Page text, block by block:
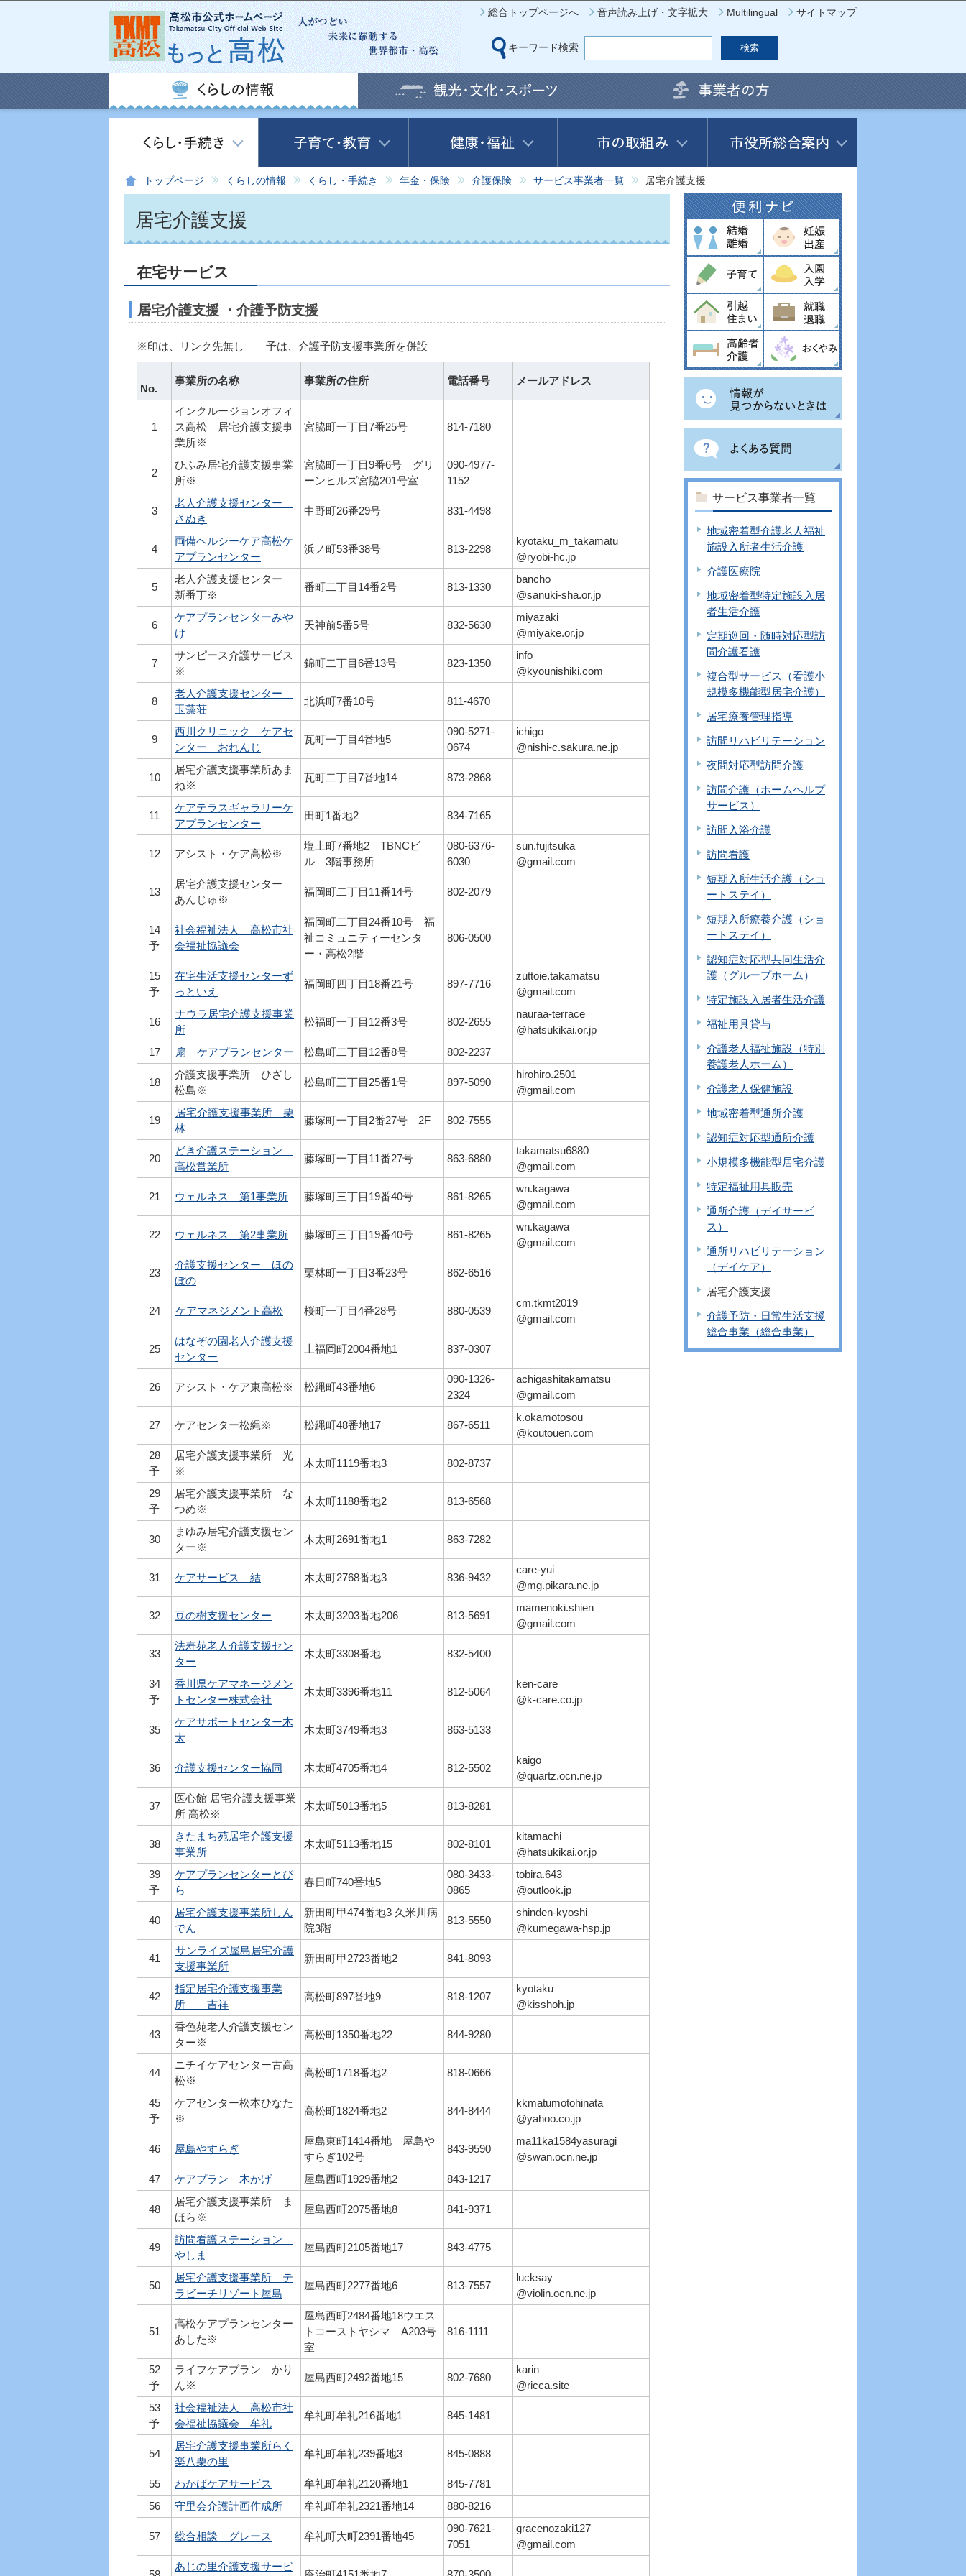
このページの本文へ移動
総合トップページへ 音声読み上げ・文字拡大 Multilingual サイトマップ
キーワード検索
トップページ くらしの情報 くらし・手続き 年金・保険 介護保険 サービス事業者一覧 居宅介護支援
居宅介護支援
在宅サービス
居宅介護支援 ・介護予防支援
※印は、リンク先無し 予は、介護予防支援事業所を併設
No.
事業所の名称 事業所の住所 電話番号 メールアドレス
1
インクルージョンオフィ
ス高松 居宅介護支援事
業所※
宮脇町一丁目7番25号 814-7180
2
ひふみ居宅介護支援事業
所※
宮脇町一丁目9番6号 グリ
ーンヒルズ宮脇201号室
090-4977-
1152
3
老人介護支援センター
さぬき
中野町26番29号 831-4498
4
両備ヘルシーケア高松ケ
アプランセンター
浜ノ町53番38号 813-2298
kyotaku_m_takamatu
@ryobi-hc.jp
5
老人介護支援センター
新番丁※
番町二丁目14番2号 813-1330
bancho
@sanuki-sha.or.jp
6
ケアプランセンターみや
け
天神前5番5号 832-5630
miyazaki
@miyake.or.jp
7
サンピース介護サービス
※
錦町二丁目6番13号 823-1350
info
@kyounishiki.com
8
老人介護支援センター
玉藻荘
北浜町7番10号 811-4670
9
西川クリニック ケアセ
ンター おれんじ
瓦町一丁目4番地5
090-5271-
0674
ichigo
@nishi-c.sakura.ne.jp
10
居宅介護支援事業所あま
ね※
瓦町二丁目7番地14 873-2868
11
ケアテラスギャラリーケ
アプランセンター
田町1番地2 834-7165
12 アシスト・ケア高松※
塩上町7番地2 TBNCビ
ル 3階事務所
080-6376-
6030
sun.fujitsuka
@gmail.com
13
居宅介護支援センター
あんじゅ※
福岡町二丁目11番14号 802-2079
14
予
社会福祉法人 高松市社
会福祉協議会
福岡町二丁目24番10号 福
祉コミュニティーセンタ
ー・高松2階
806-0500
15
予
在宅生活支援センターず
っといえ
福岡町四丁目18番21号 897-7716
zuttoie.takamatsu
@gmail.com
16
ナウラ居宅介護支援事業
所
松福町一丁目12番3号 802-2655
nauraa-terrace
@hatsukikai.or.jp
17
扇 ケアプランセンター 松島町二丁目12番8号 802-2237
18
介護支援事業所 ひざし
松島※
松島町三丁目25番1号 897-5090
hirohiro.2501
@gmail.com
19
居宅介護支援事業所 栗
林
藤塚町一丁目2番27号 2F 802-7555
20
どき介護ステーション
高松営業所
藤塚町一丁目11番27号 863-6880
takamatsu6880
@gmail.com
21 ウェルネス 第1事業所 藤塚町三丁目19番40号 861-8265
wn.kagawa
@gmail.com
22 ウェルネス 第2事業所 藤塚町三丁目19番40号 861-8265
wn.kagawa
@gmail.com
23
介護支援センター ほの
ぼの
栗林町一丁目3番23号 862-6516
24 ケアマネジメント高松 桜町一丁目4番28号 880-0539
cm.tkmt2019
@gmail.com
25
はなぞの園老人介護支援
センター
上福岡町2004番地1 837-0307
26 アシスト・ケア東高松※ 松縄町43番地6
090-1326-
2324
achigashitakamatsu
@gmail.com
27 ケアセンター松縄※ 松縄町48番地17 867-6511
k.okamotosou
@koutouen.com
28
予
居宅介護支援事業所 光
※
木太町1119番地3 802-8737
29
予
居宅介護支援事業所 な
つめ※
木太町1188番地2 813-6568
30
まゆみ居宅介護支援セン
ター※
木太町2691番地1 863-7282
31 ケアサービス 結 木太町2768番地3 836-9432
care-yui
@mg.pikara.ne.jp
32 豆の樹支援センター 木太町3203番地206 813-5691
mamenoki.shien
@gmail.com
33
法寿苑老人介護支援セン
ター
木太町3308番地 832-5400
34
予
香川県ケアマネージメン
トセンター株式会社
木太町3396番地11 812-5064
ken-care
@k-care.co.jp
35
ケアサポートセンター木
太
木太町3749番地3 863-5133
36 介護支援センター協同 木太町4705番地4 812-5502
kaigo
@quartz.ocn.ne.jp
37
医心館 居宅介護支援事業
所 高松※
木太町5013番地5 813-8281
38
きたまち苑居宅介護支援
事業所
木太町5113番地15 802-8101
kitamachi
@hatsukikai.or.jp
39
予
ケアプランセンターとび
ら
春日町740番地5
080-3433-
0865
tobira.643
@outlook.jp
40
居宅介護支援事業所しん
でん
新田町甲474番地3 久米川病
院3階
813-5550
shinden-kyoshi
@kumegawa-hsp.jp
41
サンライズ屋島居宅介護
支援事業所
新田町甲2723番地2 841-8093
42
指定居宅介護支援事業
所 吉祥
高松町897番地9 818-1207
kyotaku
@kisshoh.jp
43
香色苑老人介護支援セン
ター※
高松町1350番地22 844-9280
44
ニチイケアセンター古高
松※
高松町1718番地2 818-0666
45
予
ケアセンター松本ひなた
※
高松町1824番地2 844-8444
kkmatumotohinata
@yahoo.co.jp
46 屋島やすらぎ
屋島東町1414番地 屋島や
すらぎ102号
843-9590
ma11ka1584yasuragi
@swan.ocn.ne.jp
47
ケアプラン 木かげ 屋島西町1929番地2 843-1217
48
居宅介護支援事業所 ま
ほら※
屋島西町2075番地8 841-9371
49
訪問看護ステーション
やしま
屋島西町2105番地17 843-4775
50
居宅介護支援事業所 テ
ラビーチリゾート屋島
屋島西町2277番地6 813-7557
lucksay
@violin.ocn.ne.jp
51
高松ケアプランセンター
あした※
屋島西町2484番地18ウエス
トコーストヤシマ A203号
室
816-1111
52
予
ライフケアプラン かり
ん※
屋島西町2492番地15 802-7680
karin
@ricca.site
53
予
社会福祉法人 高松市社
会福祉協議会 牟礼
牟礼町牟礼216番地1 845-1481
54
居宅介護支援事業所らく
楽八栗の里
牟礼町牟礼239番地3 845-0888
55 わかばケアサービス 牟礼町牟礼2120番地1
845-7781
56
守里会介護計画作成所 牟礼町牟礼2321番地14 880-8216
57 総合相談 グレース 牟礼町大町2391番地45
090-7621-
7051
gracenozaki127
@gmail.com
あじの里介護支援サービ
サービス事業者一覧
地域密着型介護老人福祉
施設入所者生活介護
介護医療院
地域密着型特定施設入居
者生活介護
定期巡回・随時対応型訪
問介護看護
複合型サービス（看護小
規模多機能型居宅介護）
居宅療養管理指導
訪問リハビリテーション
夜間対応型訪問介護
訪問介護（ホームヘルプ
サービス）
訪問入浴介護
訪問看護
短期入所生活介護（ショ
ートステイ）
短期入所療養介護（ショ
ートステイ）
認知症対応型共同生活介
護（グループホーム）
特定施設入居者生活介護
福祉用具貸与
介護老人福祉施設（特別
養護老人ホーム）
介護老人保健施設
地域密着型通所介護
認知症対応型通所介護
小規模多機能型居宅介護
特定福祉用具販売
通所介護（デイサービ
ス）
通所リハビリテーション
（デイケア）
居宅介護支援
介護予防・日常生活支援
総合事業（総合事業）